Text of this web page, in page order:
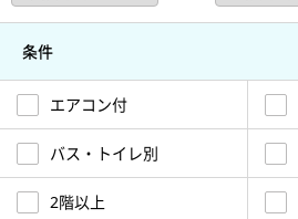
条件
エアコン付
バス・トイレ別
2階以上